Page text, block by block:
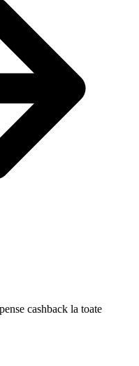
cashback la toate